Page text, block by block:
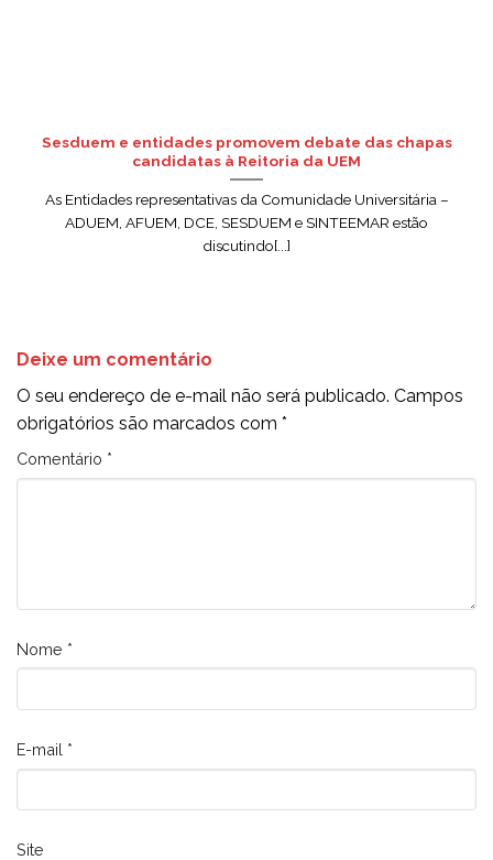
Sesduem e entidades promovem debate das chapas
candidatas à Reitoria da UEM
As Entidades representativas da Comunidade Universitária –
ADUEM, AFUEM, DCE, SESDUEM e SINTEEMAR estão
discutindo[...]
Deixe um comentário
O seu endereço de e-mail não será publicado. Campos
obrigatórios são marcados com *
Comentário *
Nome *
E-mail *
Site